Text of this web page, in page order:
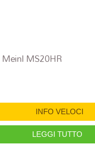
MS20HR
INFO VELOCI
LEGGI TUTTO